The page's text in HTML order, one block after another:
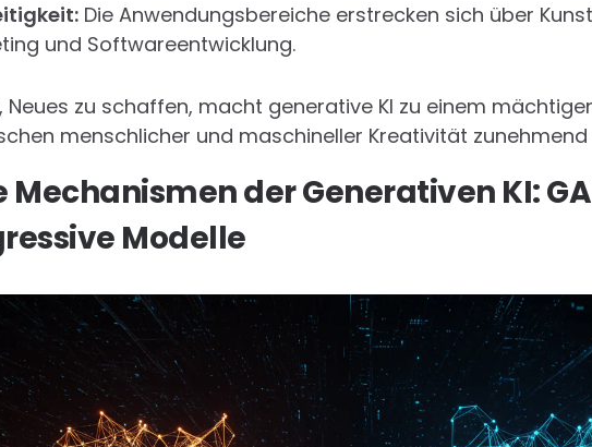
Die Anwendungsbereiche erstrecken sich über
und Softwareentwicklung.
Neues zu schaffen, macht generative KI zu einem
menschlicher und maschineller Kreativität
Mechanismen der Generativen KI:
Modelle